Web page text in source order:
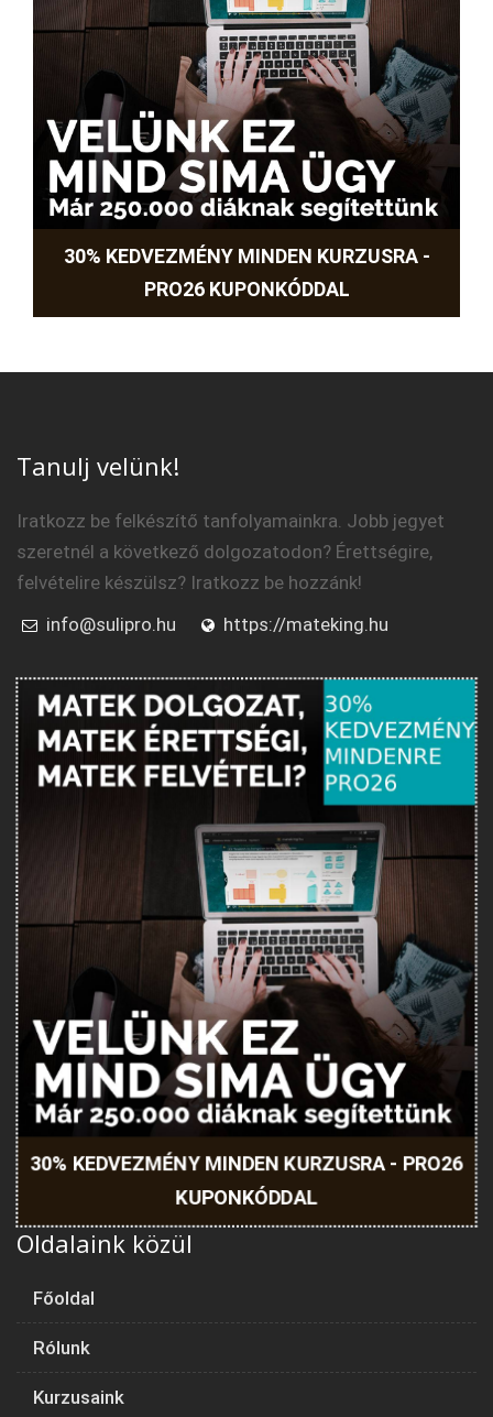
30% KEDVEZMÉNY MINDEN KURZUSRA -
PRO26 KUPONKÓDDAL
Tanulj velünk!
Iratkozz be felkészítő tanfolyamainkra. Jobb jegyet
szeretnél a következő dolgozatodon? Érettségire,
felvételire készülsz? Iratkozz be hozzánk!
info@sulipro.hu
https://mateking.hu
30% KEDVEZMÉNY MINDEN KURZUSRA - PRO26
KUPONKÓDDAL
Oldalaink közül
Főoldal
Rólunk
Kurzusaink